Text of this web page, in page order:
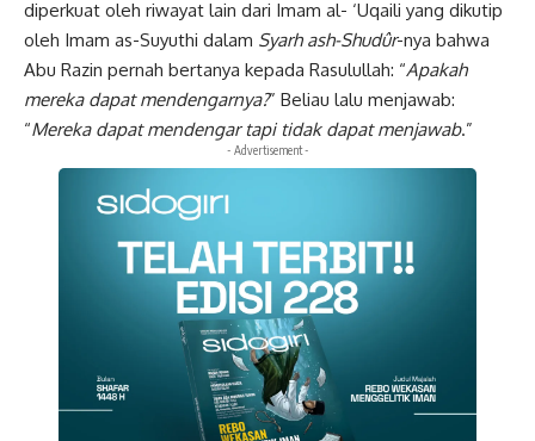
diperkuat oleh riwayat lain dari Imam al- ‘Uqaili yang dikutip
oleh Imam as-Suyuthi dalam Syarh ash-Shudûr-nya bahwa
Abu Razin pernah bertanya kepada Rasulullah: “Apakah
mereka dapat mendengarnya?” Beliau lalu menjawab:
“Mereka dapat mendengar tapi tidak dapat menjawab.”
- Advertisement -